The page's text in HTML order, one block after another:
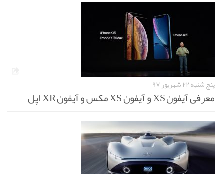
پنج شنبه ۲۲ شهریور ۹۷
معرفی آیفون XS و آیفون XS مکس و آیفون XR اپل